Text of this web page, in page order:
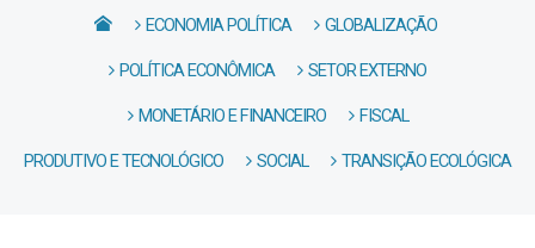
ECONOMIA POLÍTICA GLOBALIZAÇÃO
POLÍTICA ECONÔMICA SETOR EXTERNO
MONETÁRIO E FINANCEIRO FISCAL
PRODUTIVO E TECNOLÓGICO SOCIAL TRANSIÇÃO ECOLÓGICA